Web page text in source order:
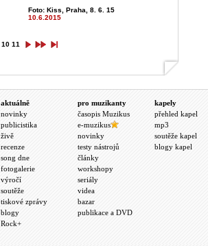
Foto: Kiss, Praha, 8. 6. 15
10.6.2015
10 11
aktuálně
novinky
publicistika
živě
recenze
song dne
fotogalerie
výročí
soutěže
tiskové zprávy
blogy
Rock+
pro muzikanty
časopis Muzikus
e-muzikus
novinky
testy nástrojů
články
workshopy
seriály
videa
bazar
publikace a DVD
kapely
přehled kapel
mp3
soutěže kapel
blogy kapel